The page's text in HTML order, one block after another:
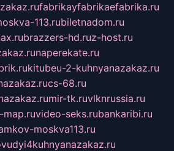
fabrikayfabrikaefabrika.ru
113.rubiletnadom.ru
brazzers-hd.ruz-host.ru
naperekate.ru
kitubeu-2-kuhnyanazakaz.ru
cs-68.ru
mir-tk.ruvlknrussia.ru
video-seks.rubankaribi.ru
moskva113.ru